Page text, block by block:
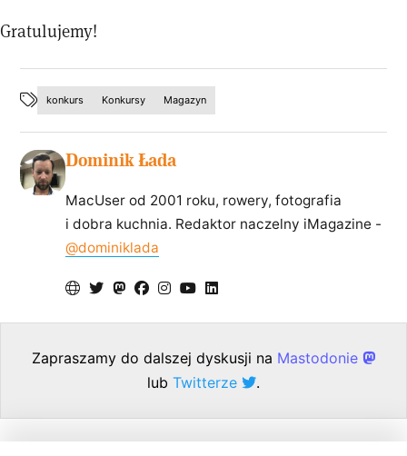
Gratulujemy!
konkurs Konkursy Magazyn
Dominik Łada
MacUser od 2001 roku, rowery, fotografia
i dobra kuchnia. Redaktor naczelny iMagazine -
@dominiklada
Zapraszamy do dalszej dyskusji na Mastodonie
lub Twitterze .